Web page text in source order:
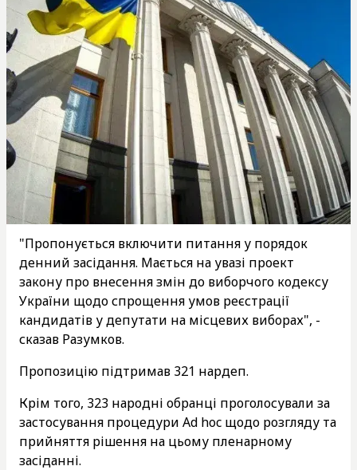
"Пропонується включити питання у порядок
денний засідання. Мається на увазі проект
закону про внесення змін до виборчого кодексу
України щодо спрощення умов реєстрації
кандидатів у депутати на місцевих виборах", -
сказав Разумков.
Пропозицію підтримав 321 нардеп.
Крім того, 323 народні обранці проголосували за
застосування процедури Ad hoc щодо розгляду та
прийняття рішення на цьому пленарному
засіданні.